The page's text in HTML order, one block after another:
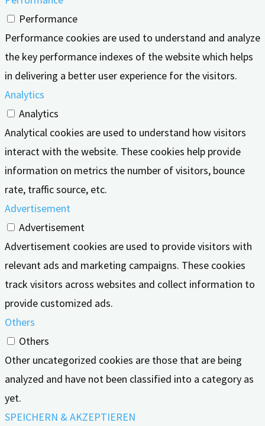
Performance
Performance cookies are used to understand and analyze
the key performance indexes of the website which helps
in delivering a better user experience for the visitors.
Analytics
Analytics
Analytical cookies are used to understand how visitors
interact with the website. These cookies help provide
information on metrics the number of visitors, bounce
rate, traffic source, etc.
Advertisement
Advertisement
Advertisement cookies are used to provide visitors with
relevant ads and marketing campaigns. These cookies
track visitors across websites and collect information to
provide customized ads.
Others
Others
Other uncategorized cookies are those that are being
analyzed and have not been classified into a category as
yet.
SPEICHERN & AKZEPTIEREN